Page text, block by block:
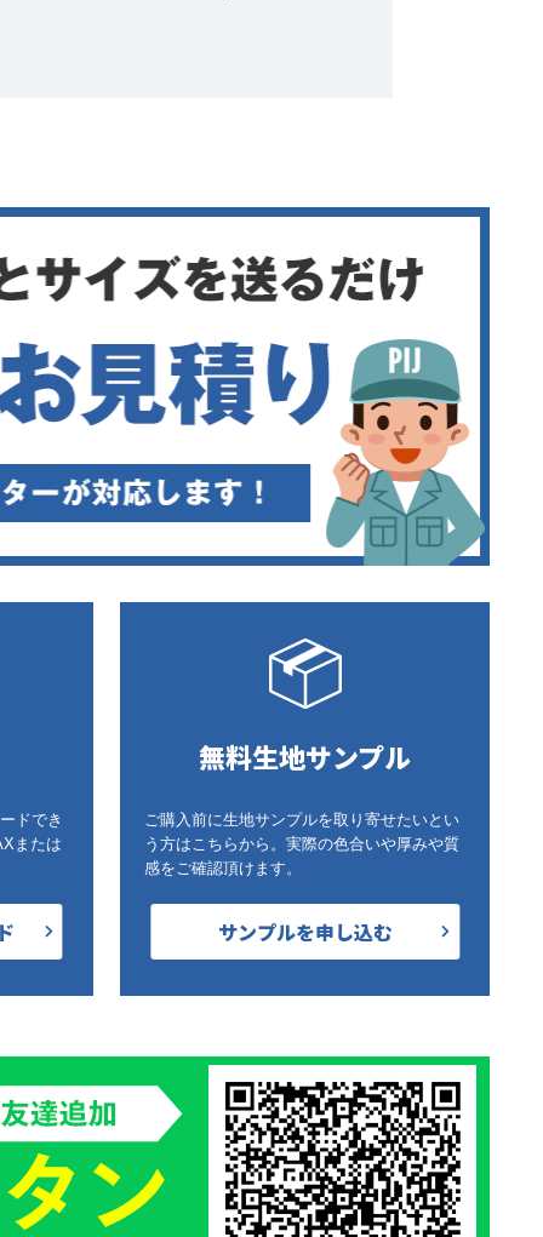
ドでき
または
無料生地サンプル
ご購入前に生地サンプルを取り寄せたいとい
う方はこちらから。実際の色合いや厚みや質
感をご確認頂けます。
サンプルを申し込む